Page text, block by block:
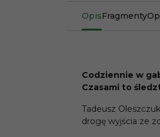
OpisFragmenty
Codziennie w
Czasami to
Tadeusz
drogę wyjścia ze